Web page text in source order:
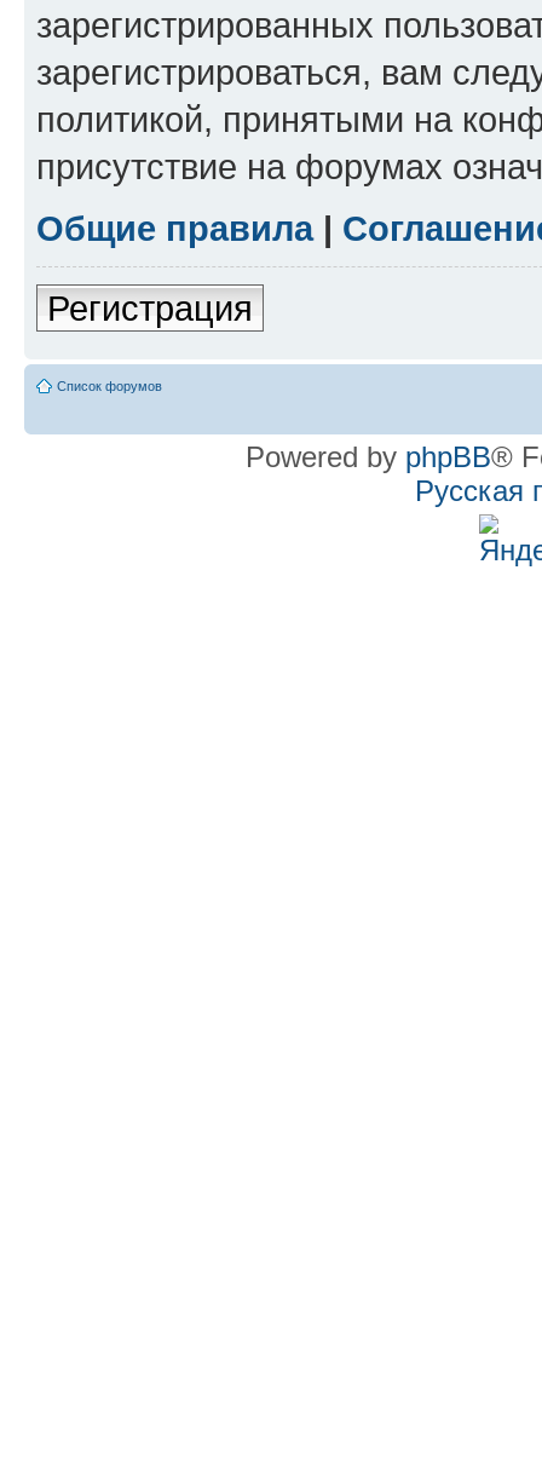
зарегистрированных
зарегистрироваться, вам
политикой, принятыми на
присутствие на форумах
Общие правила|
Регистрация
Список форумов
Powered by phpBB®
Русская